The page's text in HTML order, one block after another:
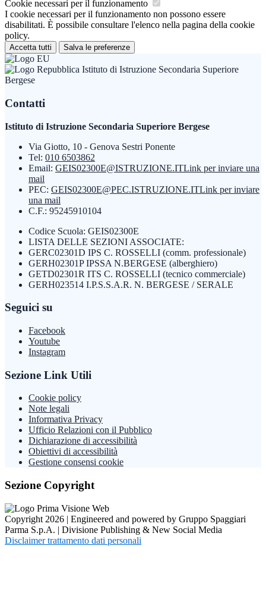
Cookie necessari per il funzionamento
I cookie necessari per il funzionamento non possono essere
disabilitati. È possibile consultare l'elenco nella pagina della cookie
policy.
Accetta tutti Salva le preferenze
Istituto di Istruzione Secondaria Superiore
Bergese
Contatti
Istituto di Istruzione Secondaria Superiore Bergese
Via Giotto, 10 - Genova Sestri Ponente
Tel: 010 6503862
Email: GEIS02300E@ISTRUZIONE.ITLink per inviare una
mail
PEC: GEIS02300E@PEC.ISTRUZIONE.ITLink per inviare
una mail
C.F.: 95245910104
Codice Scuola: GEIS02300E
LISTA DELLE SEZIONI ASSOCIATE:
GERC02301D IPS C. ROSSELLI (comm. professionale)
GERH02301P IPSSA N.BERGESE (alberghiero)
GETD02301R ITS C. ROSSELLI (tecnico commerciale)
GERH023514 I.P.S.S.A.R. N. BERGESE / SERALE
Seguici su
Facebook
Youtube
Instagram
Sezione Link Utili
Cookie policy
Note legali
Informativa Privacy
Ufficio Relazioni con il Pubblico
Dichiarazione di accessibilità
Obiettivi di accessibilità
Gestione consensi cookie
Sezione Copyright
Copyright 2026 | Engineered and powered by Gruppo Spaggiari
Parma S.p.A. | Divisione Publishing & New Social Media
Disclaimer trattamento dati personali